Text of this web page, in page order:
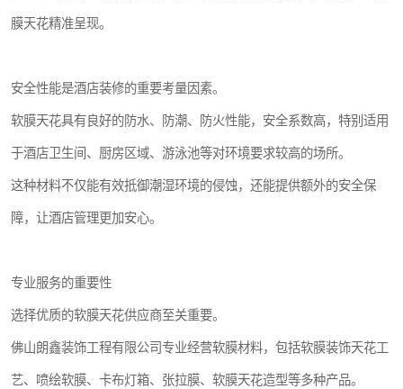
膜天花精准呈现。
安全性能是酒店装修的重要考量因素。
软膜天花具有良好的防水、防潮、防火性能，安全系数高，特别适用
于酒店卫生间、厨房区域、游泳池等对环境要求较高的场所。
这种材料不仅能有效抵御潮湿环境的侵蚀，还能提供额外的安全保
障，让酒店管理更加安心。
专业服务的重要性
选择优质的软膜天花供应商至关重要。
佛山朗鑫装饰工程有限公司专业经营软膜材料，包括软膜装饰天花工
艺、喷绘软膜、卡布灯箱、张拉膜、软膜天花造型等多种产品。